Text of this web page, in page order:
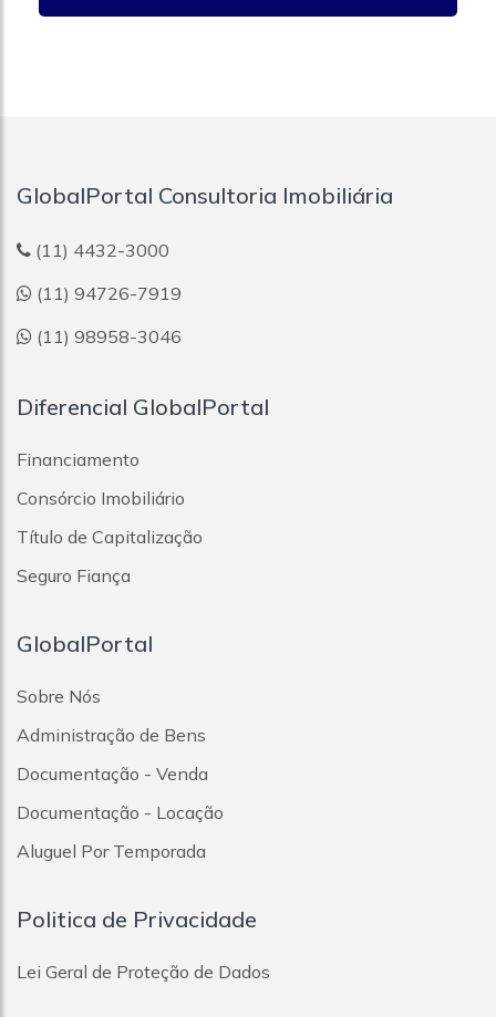
GlobalPortal Consultoria Imobiliária
(11) 4432-3000
(11) 94726-7919
(11) 98958-3046
Diferencial GlobalPortal
Financiamento
Consórcio Imobiliário
Título de Capitalização
Seguro Fiança
GlobalPortal
Sobre Nós
Administração de Bens
Documentação - Venda
Documentação - Locação
Aluguel Por Temporada
Politica de Privacidade
Lei Geral de Proteção de Dados